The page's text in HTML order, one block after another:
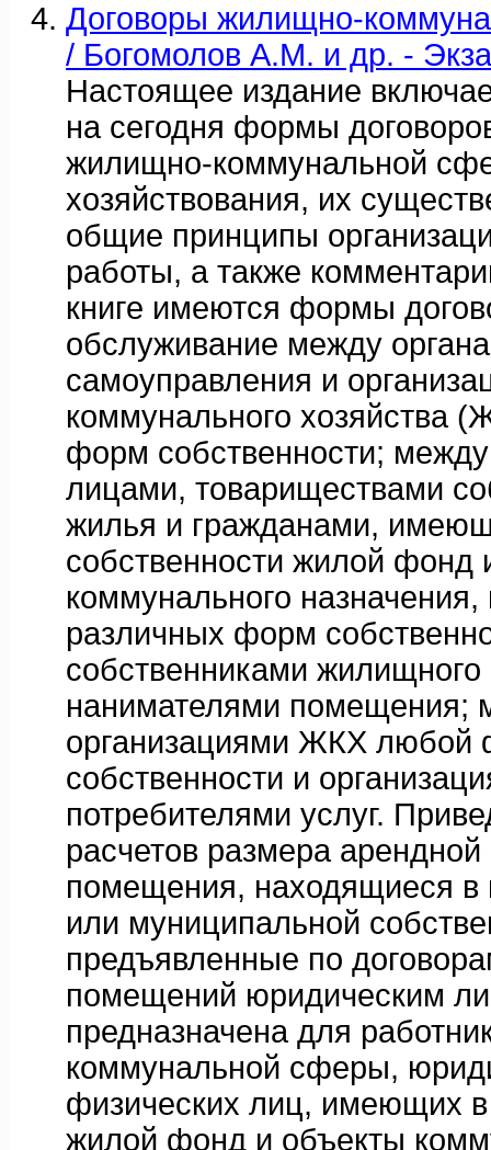
Договоры жилищно-
/ Богомолов А.М. и др. -
Настоящее издание
на сегодня формы
жилищно-коммунальной
хозяйствования, их
общие принципы
работы, а также
книге имеются формы
обслуживание между
самоуправления и
коммунального хозяйства
форм собственности;
лицами, товариществами
жилья и гражданами,
собственности жилой фонд
коммунального назначения,
различных форм
собственниками
нанимателями помещения;
организациями ЖКХ
собственности и
потребителями услуг.
расчетов размера
помещения, находящиеся в
или муниципальной
предъявленные по
помещений юридическим
предназначена для
коммунальной сферы,
физических лиц, имеющих в
жилой фонд и объекты